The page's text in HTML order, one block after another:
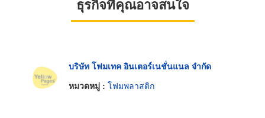
ธุรกิจที่คุณอาจสนใจ
บริษัท โฟมเทค อินเตอร์เนชั่นแนล จำกัด
หมวดหมู่ : โฟมพลาสติก